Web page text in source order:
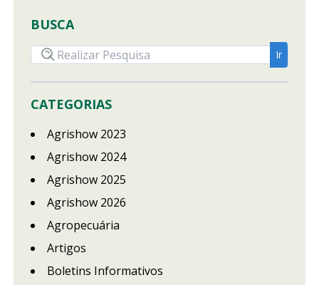
BUSCA
CATEGORIAS
Agrishow 2023
Agrishow 2024
Agrishow 2025
Agrishow 2026
Agropecuária
Artigos
Boletins Informativos